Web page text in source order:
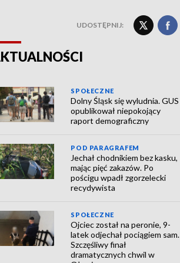
UDOSTĘPNIJ:
SPOŁECZNE
Dolny Śląsk się wyludnia. GUS
opublikował niepokojący
raport demograficzny
POD PARAGRAFEM
Jechał chodnikiem bez kasku,
mając pięć zakazów. Po
pościgu wpadł zgorzelecki
recydywista
SPOŁECZNE
Ojciec został na peronie, 9-
latek odjechał pociągiem sam.
Szczęśliwy finał
dramatycznych chwil w